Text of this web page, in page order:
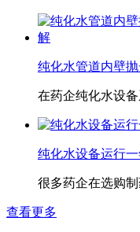
纯化水管道内壁
在药企纯化水设
纯化水设备运行
很多药企在选购制
查看更多